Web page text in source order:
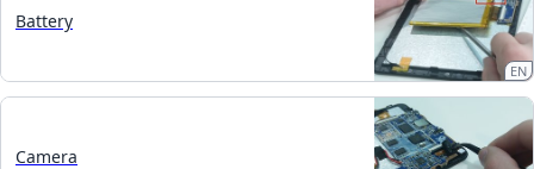
Battery
EN
Camera